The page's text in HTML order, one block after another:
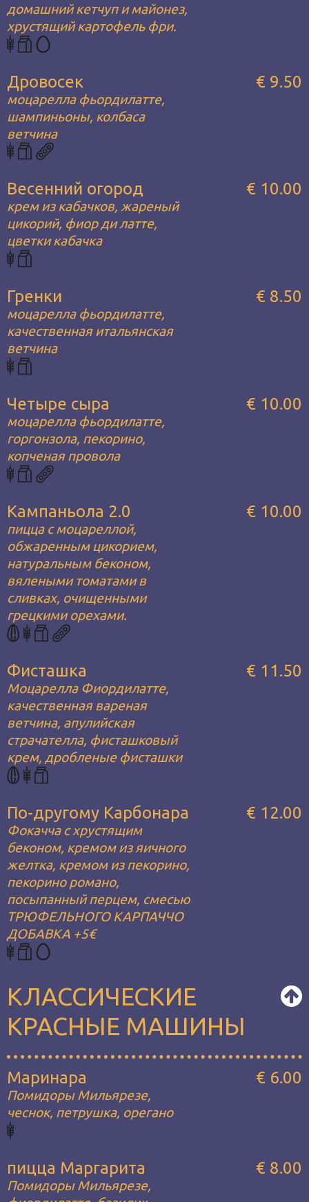
домашний кетчуп и майонез,
хрустящий картофель фри.
Дровосек
моцарелла фьордилатте,
шампиньоны, колбаса
ветчина
€ 9.50
Весенний огород
крем из кабачков, жареный
цикорий, фиор ди латте,
цветки кабачка
€ 10.00
Гренки
моцарелла фьордилатте,
качественная итальянская
ветчина
€ 8.50
Четыре сыра
моцарелла фьордилатте,
горгонзола, пекорино,
копченая провола
€ 10.00
Кампаньола 2.0
пицца с моцареллой,
обжаренным цикорием,
натуральным беконом,
вялеными томатами в
сливках, очищенными
грецкими орехами.
€ 10.00
Фисташка
Моцарелла Фиордилатте,
качественная вареная
ветчина, апулийская
страчателла, фисташковый
крем, дробленые фисташки
€ 11.50
По-другому Карбонара
Фокачча с хрустящим
беконом, кремом из яичного
желтка, кремом из пекорино,
пекорино романо,
посыпанный перцем, смесью
ТРЮФЕЛЬНОГО КАРПАЧЧО
ДОБАВКА +5€
€ 12.00
КЛАССИЧЕСКИЕ
КРАСНЫЕ МАШИНЫ
Маринара
Помидоры Мильярезе,
чеснок, петрушка, орегано
€ 6.00
пицца Маргарита
Помидоры Мильярезе,
€ 8.00